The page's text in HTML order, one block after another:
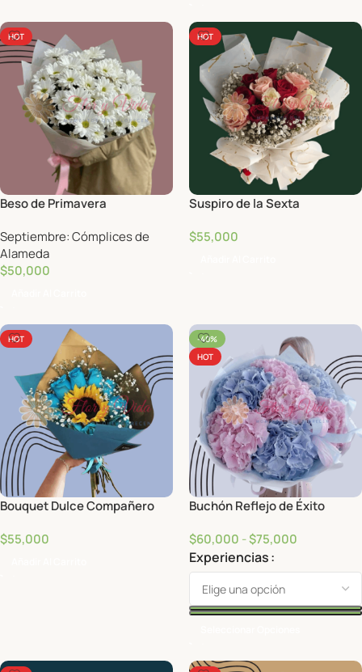
HOT
Beso de Primavera
Septiembre: Cómplices de
Alameda
$50,000
HOT
Suspiro de la Sexta
$55,000
HOT
Bouquet Dulce Compañero
$55,000
-40%
HOT
Buchón Reflejo de Éxito
$60,000 -$75,000
Experiencias